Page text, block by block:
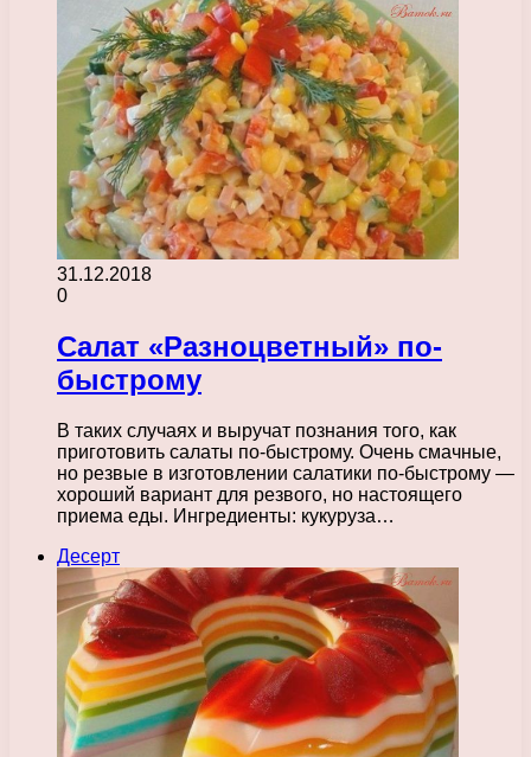
31.12.2018
0
Салат «Разноцветный» по-
быстрому
В таких случаях и выручат познания того, как
приготовить салаты по-быстрому. Очень смачные,
но резвые в изготовлении салатики по-быстрому —
хороший вариант для резвого, но настоящего
приема еды. Ингредиенты: кукуруза…
Десерт